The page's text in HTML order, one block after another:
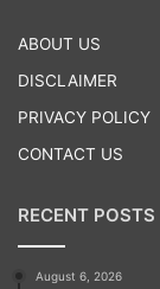
ABOUT US
DISCLAIMER
PRIVACY POLICY
CONTACT US
RECENT POSTS
August 6, 2026